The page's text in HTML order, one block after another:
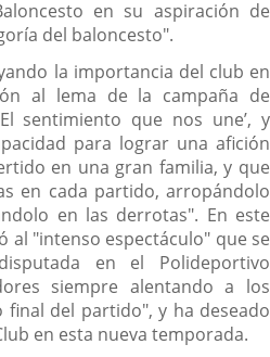
en su aspiración de
del baloncesto".
la importancia del club en
al lema de la campaña de
sentimiento que nos une’, y
para lograr una afición
en una gran familia, y que
en cada partido, arropándolo
en las derrotas". En este
al "intenso espectáculo" que se
en el Polideportivo
siempre alentando a los
del partido", y ha deseado
en esta nueva temporada.